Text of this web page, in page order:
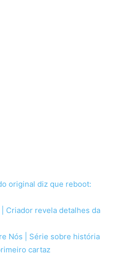
original diz que reboot:
Criador revela detalhes da
Nós | Série sobre história
cartaz